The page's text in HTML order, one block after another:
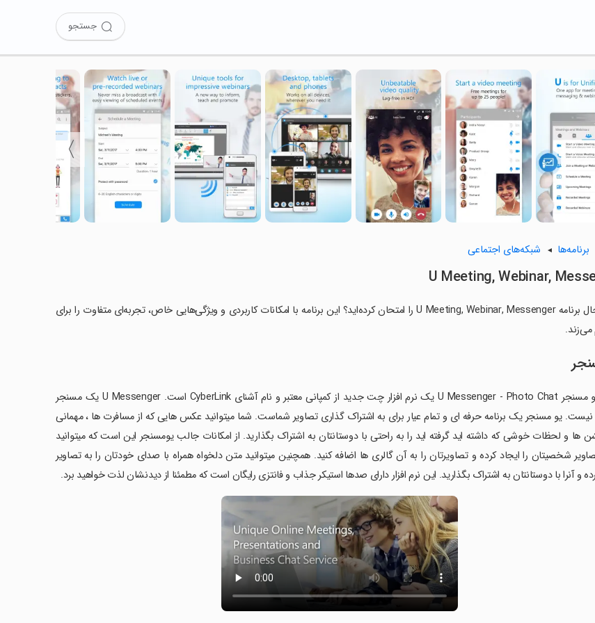
جستجو
〉
برنامه‌ها شبکه‌های اجتماعی
U Meeting, Webinar,
آیا تابه‌حال برنامه U Meeting, Webinar, Messenger را امتحان کرده‌اید؟ این برنامه با امکانات کاربردی و ویژگی‌هایی خاص، تجربه‌ای متفاوت را برای
می‌زند.
برنامه یو مسنجر U Messenger - Photo Chat یک نرم افزار چت جدید از کمپانی معتبر و نام آشنای CyberLink است. U Messenger یک مسنجر
یو مسنجر یک برنامه حرفه ای و تمام عیار برای به اشتراک گذاری تصاویر شماست. شما میتوانید عکس هایی که از مسافرت ها ، مهمانی
ها و لحظات خوشی که داشته اید گرفته اید را به راحتی با دوستانتان به اشتراک بگذارید. از امکانات جالب یومسنجر این است که میتوانید
شخصیتان را ایجاد کرده و تصاویرتان را به آن گالری ها اضافه کنید. همچنین میتوانید متن دلخواه همراه با صدای خودتان را به تصاویر
و آنرا با دوستانتان به اشتراک بگذارید. این نرم افزار دارای صدها استیکر جذاب و فانتزی رایگان است که مطمئنا از دیدنشان لذت خواهید برد.